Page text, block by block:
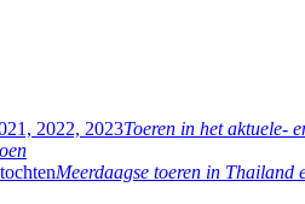
2022, 2023Toeren in het aktuele-
Meerdaagse toeren in Thailand